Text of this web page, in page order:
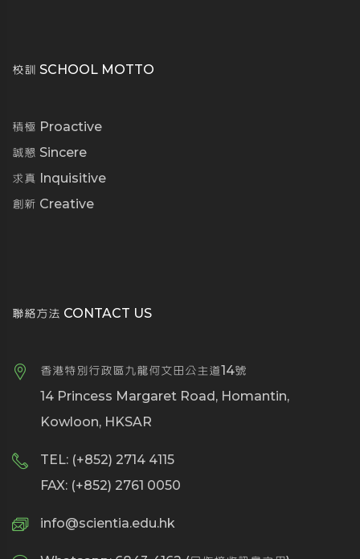
校訓 SCHOOL MOTTO
積極 Proactive
誠懇 Sincere
求真 Inquisitive
創新 Creative
聯絡方法 CONTACT US
香港特別行政區九龍何文田公主道14號
14 Princess Margaret Road, Homantin,
Kowloon, HKSAR
TEL: (+852) 2714 4115
FAX: (+852) 2761 0050
info@scientia.edu.hk